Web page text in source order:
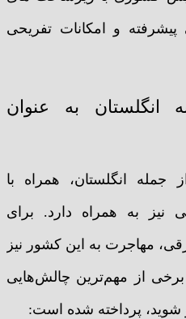
و امکانات تفریحی
انگلستان به عنوان
انگلستان، همراه با
نیز به همراه دارد. برای
مهاجرت به این کشور نیز
از مهم‌ترین چالش‌هایی
پرداخته شده است: